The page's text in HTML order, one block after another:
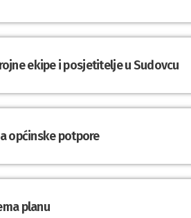
ekipe i posjetitelje u Sudovcu
općinske potpore
planu